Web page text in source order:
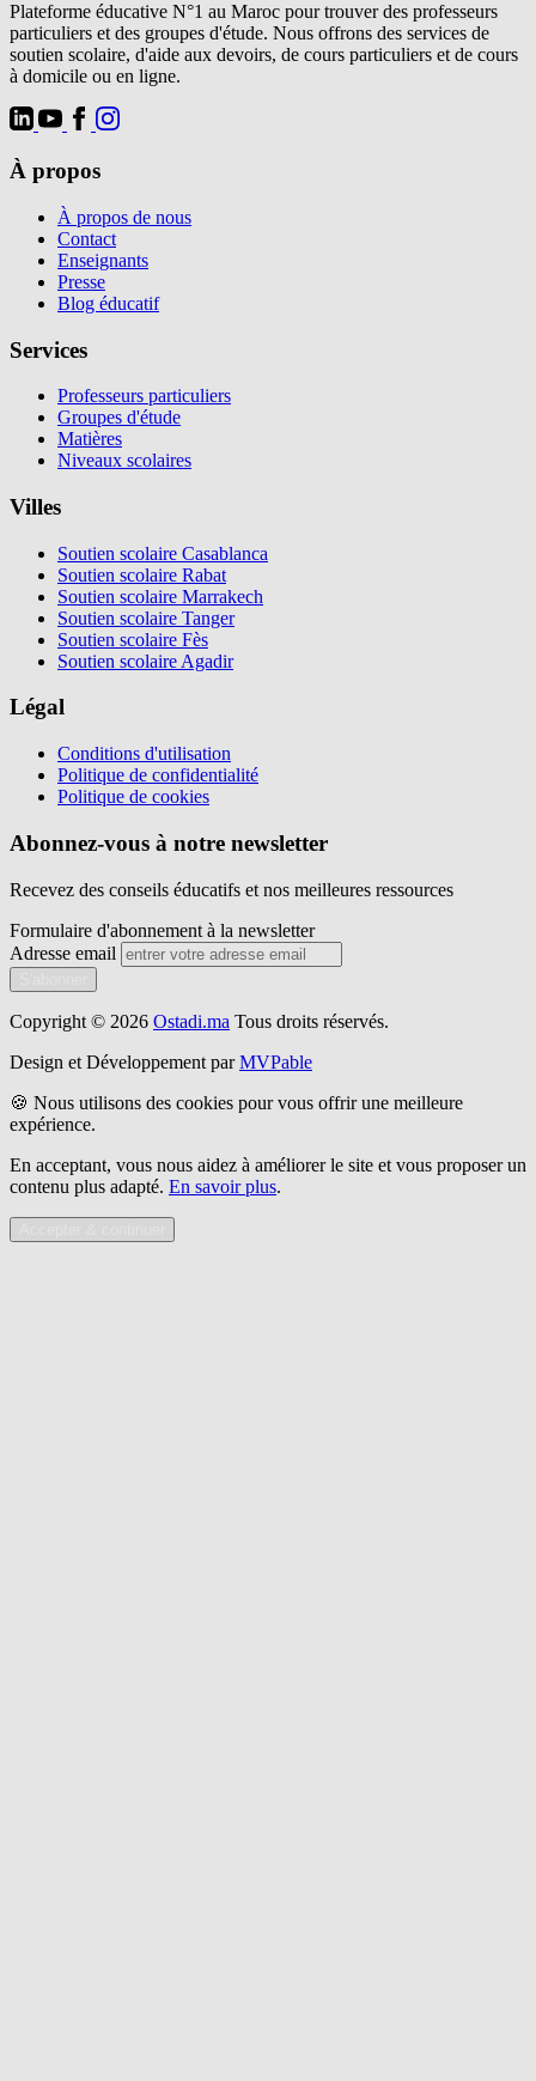
Plateforme éducative N°1 au Maroc pour trouver des professeurs
particuliers et des groupes d'étude. Nous offrons des services de
soutien scolaire, d'aide aux devoirs, de cours particuliers et de cours
à domicile ou en ligne.
À propos
À propos de nous
Contact
Enseignants
Presse
Blog éducatif
Services
Professeurs particuliers
Groupes d'étude
Matières
Niveaux scolaires
Villes
Soutien scolaire Casablanca
Soutien scolaire Rabat
Soutien scolaire Marrakech
Soutien scolaire Tanger
Soutien scolaire Fès
Soutien scolaire Agadir
Légal
Conditions d'utilisation
Politique de confidentialité
Politique de cookies
Abonnez-vous à notre newsletter
Recevez des conseils éducatifs et nos meilleures ressources
Formulaire d'abonnement à la newsletter
Adresse email
Copyright © 2026 Ostadi.ma Tous droits réservés.
Design et Développement par MVPable
🍪 Nous utilisons des cookies pour vous offrir une meilleure
expérience.
En acceptant, vous nous aidez à améliorer le site et vous proposer un
contenu plus adapté. En savoir plus.